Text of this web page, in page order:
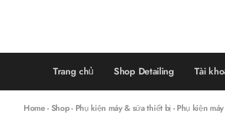
Trang chủ Shop Detailing Tài
Home- Shop- Phụ kiện máy & sửa thiết bị - Phụ kiện